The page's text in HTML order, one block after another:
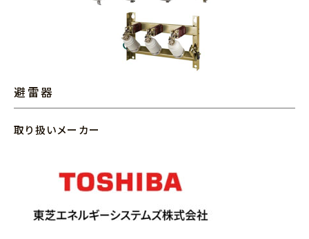
避雷器
取り扱いメーカー